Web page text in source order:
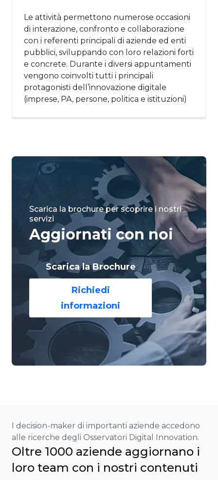
Le attività permettono numerose occasioni
di interazione, confronto e collaborazione
con i referenti principali di aziende ed enti
pubblici, sviluppando con loro relazioni forti
e concrete. Durante i diversi appuntamenti
vengono coinvolti tutti i principali
protagonisti dell’innovazione digitale
(imprese, PA, persone, politica e istituzioni)
Scarica la brochure per scoprire i nostri
servizi
Aggiornati con noi
Scarica la Brochure
Richiedi
informazioni
I decision-maker di importanti aziende accedono
alle ricerche degli Osservatori Digital Innovation.​
Oltre 1000 aziende aggiornano i
loro team con i nostri contenuti